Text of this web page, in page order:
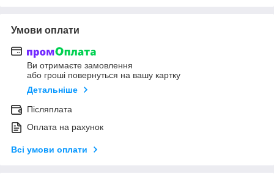
Умови оплати
Ви отримаєте замовлення
або гроші повернуться на вашу картку
Детальніше
Післяплата
Оплата на рахунок
Всі умови оплати